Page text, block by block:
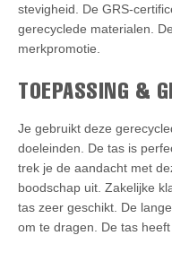
stevigheid. De GRS-
gerecyclede materialen.
merkpromotie.
TOEPASSING &
Je gebruikt deze
doeleinden. De tas is
trek je de aandacht met
boodschap uit. Zakelijke
tas zeer geschikt. De
om te dragen. De tas